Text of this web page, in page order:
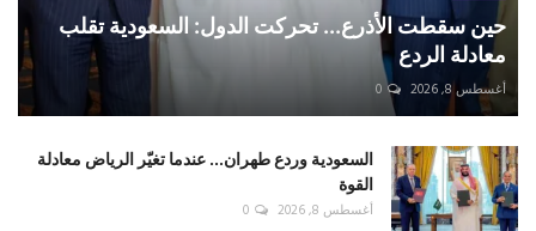
حين سقطت الأذرع... تحركت الدول: السعودية تقلب
معادلة الردع
أغسطس 8, 2026 0
السعودية وردع طهران... عندما تغيّر الرياض معادلة
القوة
أغسطس 8, 2026 0